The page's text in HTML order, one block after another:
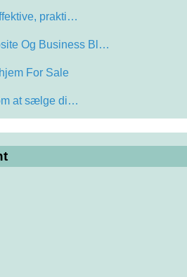
prakti…
Og Business Bl…
For Sale
at sælge di…